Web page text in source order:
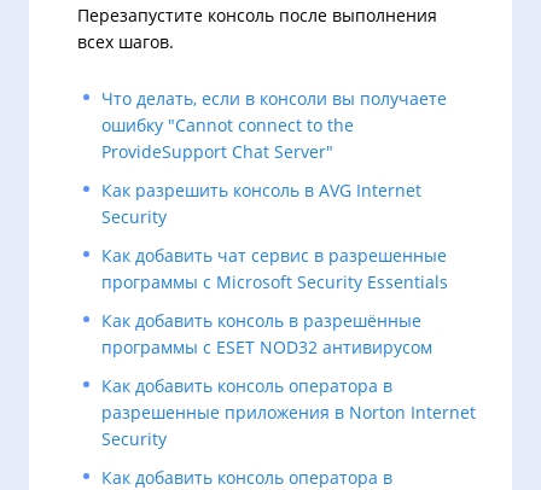
Перезапустите консоль после выполнения
всех шагов.
Что делать, если в консоли вы получаете
ошибку "Cannot connect to the
ProvideSupport Chat Server"
Как разрешить консоль в AVG Internet
Security
Как добавить чат сервис в разрешенные
программы с Microsoft Security Essentials
Как добавить консоль в разрешённые
программы с ESET NOD32 антивирусом
Как добавить консоль оператора в
разрешенные приложения в Norton Internet
Security
Как добавить консоль оператора в